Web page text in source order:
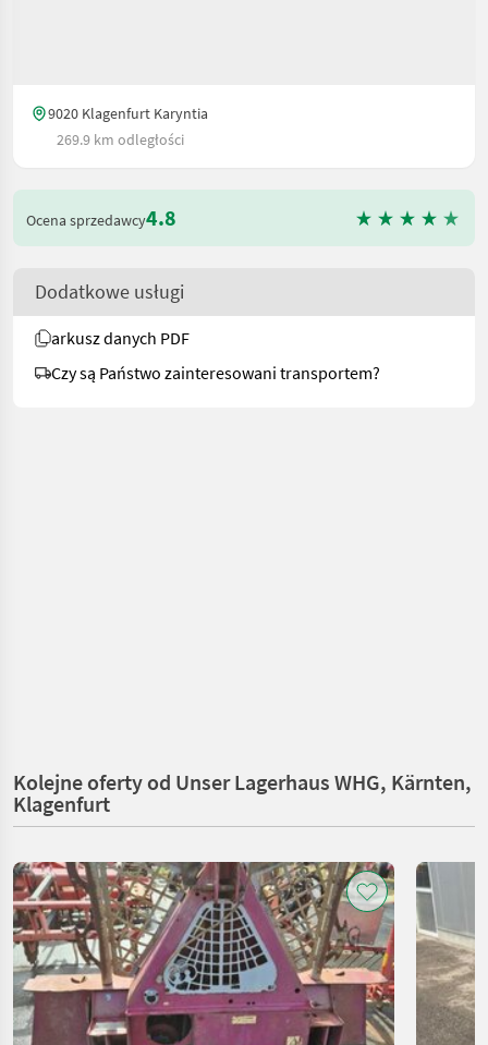
9020 Klagenfurt Karyntia
269.9 km odległości
Ocena sprzedawcy4.8
Dodatkowe usługi
arkusz danych PDF
Czy są Państwo zainteresowani transportem?
Kolejne oferty od Unser Lagerhaus WHG, Kärnten,
Klagenfurt